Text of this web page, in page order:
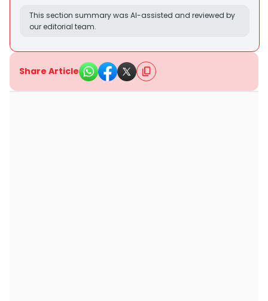
This section summary was AI-assisted and reviewed by
our editorial team.
Share Article